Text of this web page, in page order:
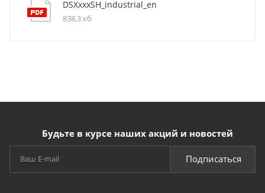
DSXxxxSH_industrial_en
838,3 кб
Будьте в курсе наших акций и новостей
Подписаться